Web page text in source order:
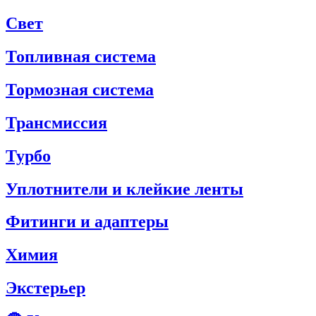
Свет
Топливная система
Тормозная система
Трансмиссия
Турбо
Уплотнители и клейкие ленты
Фитинги и адаптеры
Химия
Экстерьер